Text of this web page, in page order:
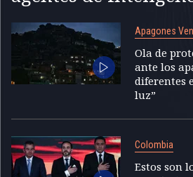
Apagones
Ola de
ante los
diferentes
luz”
Colombia
Estos son